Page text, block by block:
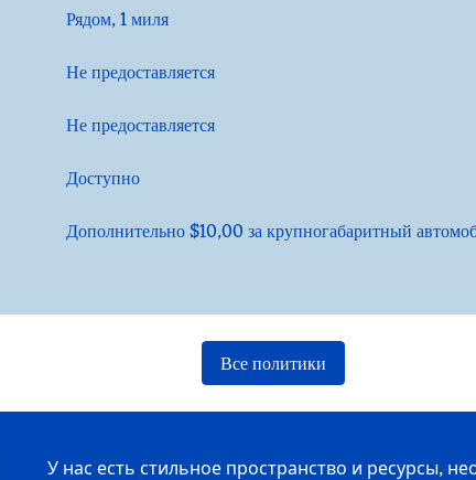
Рядом, 1 миля
Не предоставляется
Не предоставляется
Доступно
Дополнительно $10,00 за крупногабаритный
Все политики
У нас есть стильное пространство и ресурсы,